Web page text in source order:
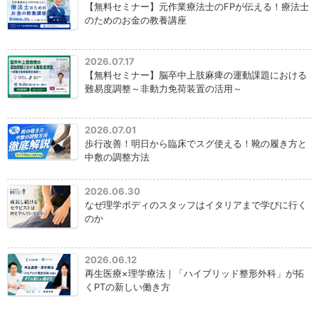
【無料セミナー】元作業療法士のFPが伝える！療法士
のためのお金の教養講座
2026.07.17
【無料セミナー】脳卒中上肢麻痺の運動課題における
難易度調整～非動力免荷装置の活用～
2026.07.01
歩行改善！明日から臨床でスグ使える！靴の履き方と
中敷の調整方法
2026.06.30
なぜ理学ボディのスタッフはイタリアまで学びに行く
のか
2026.06.12
再生医療×理学療法｜「ハイブリッド整形外科」が拓
くPTの新しい働き方